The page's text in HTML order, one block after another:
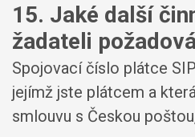
15. Jaké další
žadateli
Spojovací číslo plátce
jejímž jste plátcem a
smlouvu s Českou